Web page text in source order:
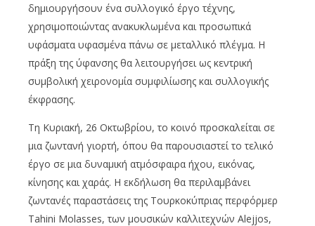
δημιουργήσουν ένα συλλογικό έργο τέχνης,
χρησιμοποιώντας ανακυκλωμένα και προσωπικά
υφάσματα υφασμένα πάνω σε μεταλλικό πλέγμα. Η
πράξη της ύφανσης θα λειτουργήσει ως κεντρική
συμβολική χειρονομία συμφιλίωσης και συλλογικής
έκφρασης.
Τη Κυριακή, 26 Οκτωβρίου, το κοινό προσκαλείται σε
μια ζωντανή γιορτή, όπου θα παρουσιαστεί το τελικό
έργο σε μια δυναμική ατμόσφαιρα ήχου, εικόνας,
κίνησης και χαράς. Η εκδήλωση θα περιλαμβάνει
ζωντανές παραστάσεις της Τουρκοκύπριας περφόρμερ
Tahini Molasses, των μουσικών καλλιτεχνών Alejjos,